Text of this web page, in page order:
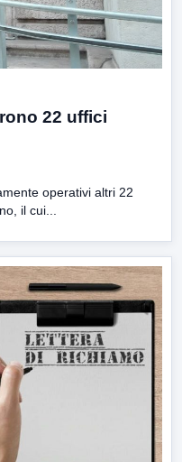
22 uffici
operativi altri 22
il cui...